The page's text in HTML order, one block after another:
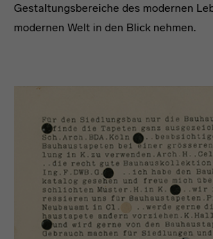
Gestaltungsbereiche des modernen
modernen Welt in den Blick nehmen.